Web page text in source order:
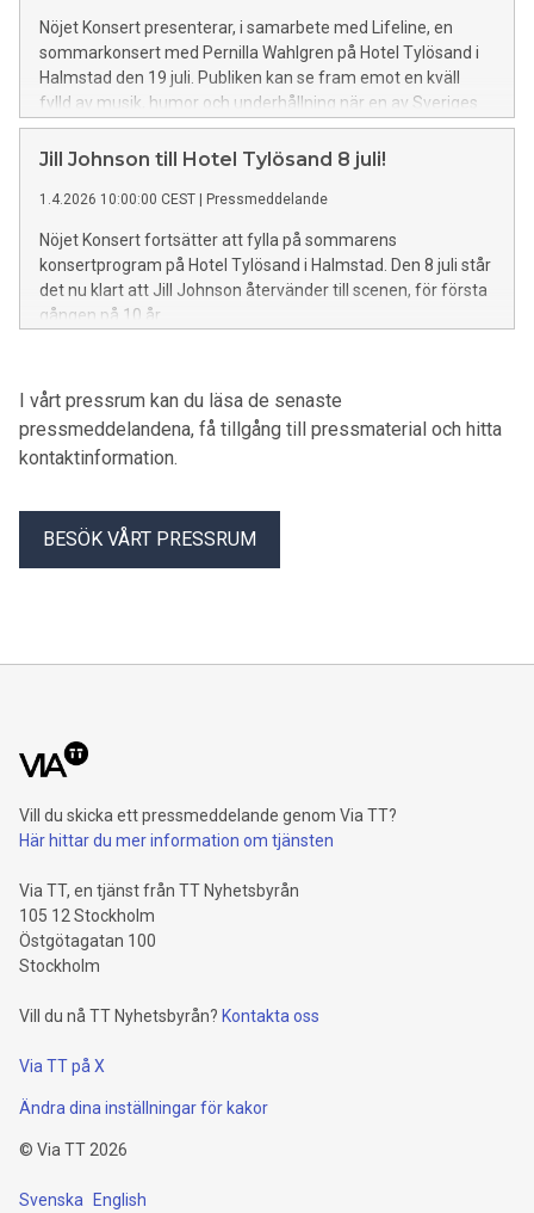
Nöjet Konsert presenterar, i samarbete med Lifeline, en
sommarkonsert med Pernilla Wahlgren på Hotel Tylösand i
Halmstad den 19 juli. Publiken kan se fram emot en kväll
fylld av musik, humor och underhållning när en av Sveriges
mest älskade scenpersonligheter intar scenen.
Jill Johnson till Hotel Tylösand 8 juli!
1.4.2026 10:00:00 CEST | Pressmeddelande
Nöjet Konsert fortsätter att fylla på sommarens
konsertprogram på Hotel Tylösand i Halmstad. Den 8 juli står
det nu klart att Jill Johnson återvänder till scenen, för första
gången på 10 år.
I vårt pressrum kan du läsa de senaste
pressmeddelandena, få tillgång till pressmaterial och hitta
kontaktinformation.
BESÖK VÅRT PRESSRUM
Vill du skicka ett pressmeddelande genom Via TT?
Här hittar du mer information om tjänsten
Via TT, en tjänst från TT Nyhetsbyrån
105 12 Stockholm
Östgötagatan 100
Stockholm
Vill du nå TT Nyhetsbyrån? Kontakta oss
Via TT på X
Ändra dina inställningar för kakor
© Via TT 2026
Svenska English